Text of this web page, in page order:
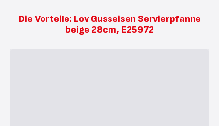
Die Vorteile: Lov Gusseisen Servierpfanne
beige 28cm, E25972